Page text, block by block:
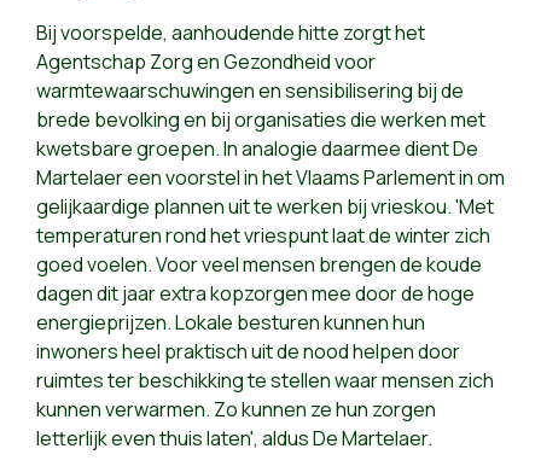
Bij voorspelde, aanhoudende hitte zorgt het
Agentschap Zorg en Gezondheid voor
warmtewaarschuwingen en sensibilisering bij de
brede bevolking en bij organisaties die werken met
kwetsbare groepen. In analogie daarmee dient De
Martelaer een voorstel in het Vlaams Parlement in om
gelijkaardige plannen uit te werken bij vrieskou. 'Met
temperaturen rond het vriespunt laat de winter zich
goed voelen. Voor veel mensen brengen de koude
dagen dit jaar extra kopzorgen mee door de hoge
energieprijzen. Lokale besturen kunnen hun
inwoners heel praktisch uit de nood helpen door
ruimtes ter beschikking te stellen waar mensen zich
kunnen verwarmen. Zo kunnen ze hun zorgen
letterlijk even thuis laten', aldus De Martelaer.